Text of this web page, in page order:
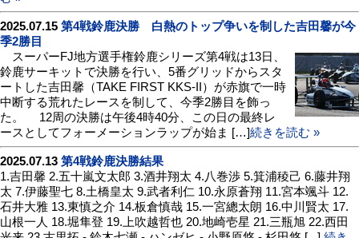
2025.07.15 第4戦鈴鹿決勝 白熱のトップ争いを制した吉田馨が今
季2勝目
スーパーFJ地方選手権鈴鹿シリーズ第4戦は13日、
鈴鹿サーキットで決勝を行い、5番グリッドからスタ
ートした吉田馨（TAKE FIRST KKS-II）が赤旗で一時
中断する荒れたレースを制して、今季2勝目を飾っ
た。 12周の決勝は午後4時40分、この日の最終レ
ースとしてフォーメーションラップが始ま […]続きを読む »
2025.07.13 第4戦鈴鹿決勝結果
1.吉田馨 2.五十嵐文太郎 3.酒井翔太 4.八巻渉 5.箕浦稜己 6.藤井翔
太 7.伊藤聖七 8.土橋皇太 9.武者利仁 10.永原蒼翔 11.宮本颯斗 12.
石井大雅 13.東慎之介 14.板倉慎哉 15.一宮總太朗 16.中川賢太 17.
山根一人 18.堀隼登 19.上吹越哲也 20.地崎壱星 21.三瓶旭 22.西田